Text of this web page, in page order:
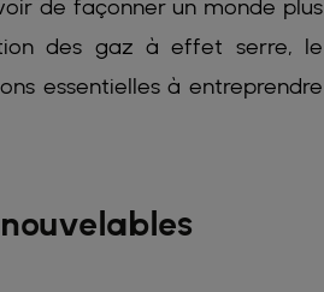
de façonner un monde plus
des gaz à effet serre, le
essentielles à entreprendre